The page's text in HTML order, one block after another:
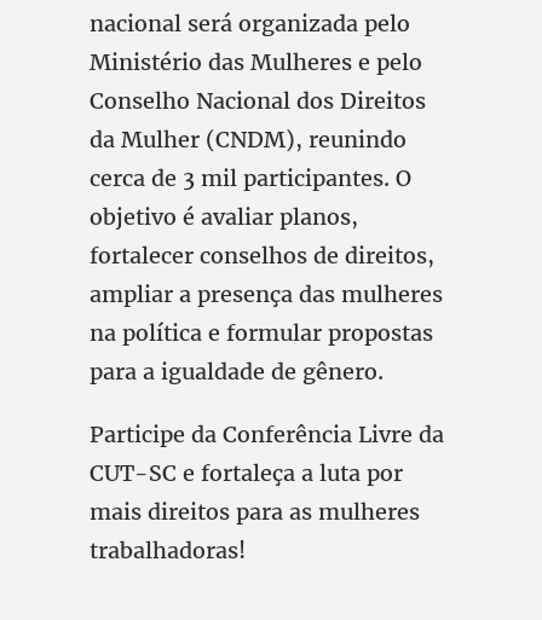
nacional será organizada pelo
Ministério das Mulheres e pelo
Conselho Nacional dos Direitos
da Mulher (CNDM), reunindo
cerca de 3 mil participantes. O
objetivo é avaliar planos,
fortalecer conselhos de direitos,
ampliar a presença das mulheres
na política e formular propostas
para a igualdade de gênero.
Participe da Conferência Livre da
CUT-SC e fortaleça a luta por
mais direitos para as mulheres
trabalhadoras!